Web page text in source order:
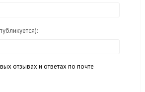
:
отзывах и ответах по почте